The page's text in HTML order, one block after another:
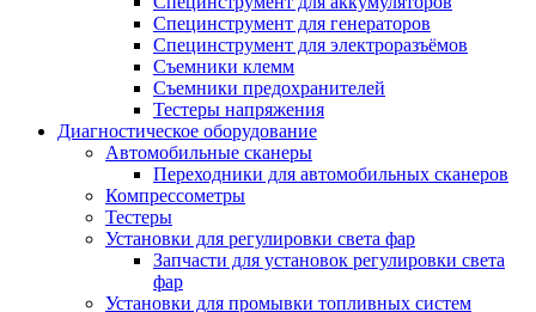
Специнструмент для генераторов
Специнструмент для электроразъёмов
Съемники клемм
Съемники предохранителей
Тестеры напряжения
Диагностическое оборудование
Автомобильные сканеры
Переходники для автомобильных сканеров
Компрессометры
Тестеры
Установки для регулировки света фар
Запчасти для установок регулировки света
фар
Установки для промывки топливных систем